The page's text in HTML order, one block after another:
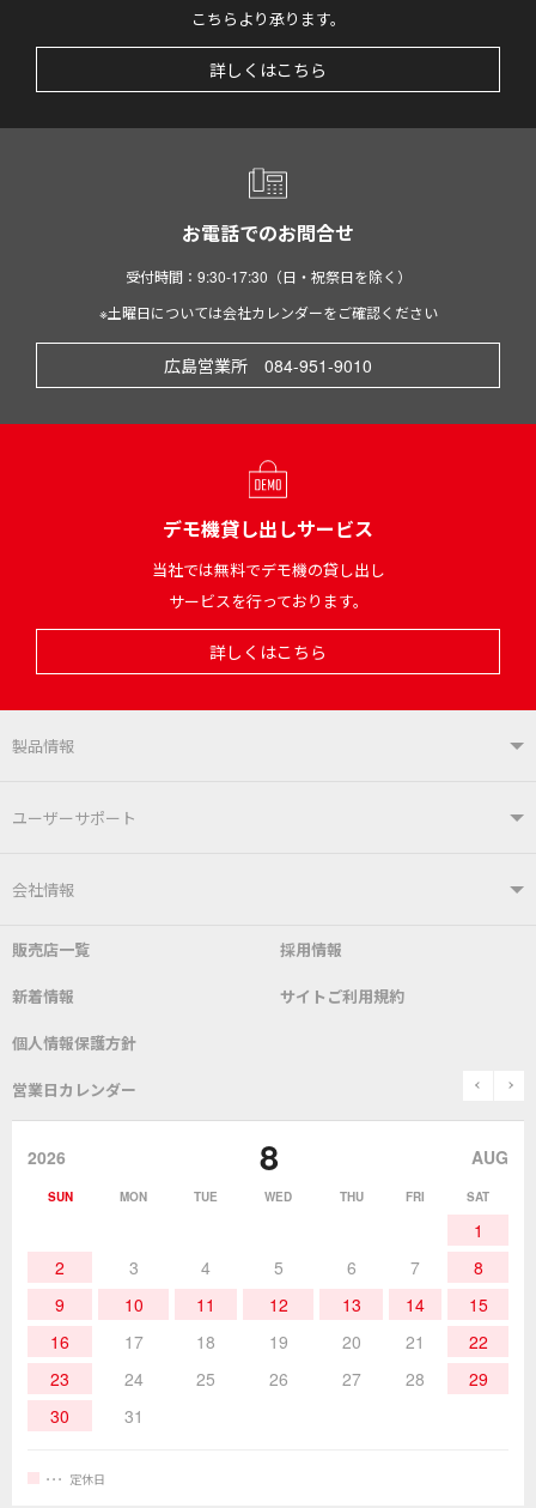
こちらより承ります。
詳しくはこちら
お電話でのお問合せ
受付時間：9:30-17:30（日・祝祭日を除く）
※土曜日については会社カレンダーをご確認ください
広島営業所 084-951-9010
デモ機貸し出しサービス
当社では無料でデモ機の貸し出し
サービスを行っております。
詳しくはこちら
製品情報
製品情報TOP
はんだ付けシステム
こて先 自動はんだ送り装置
表面実装/SMT関連
作業環境／材料
ユーザーサポート
ユーザーサポートTOP
よくあるご質問 デモ機貸し出しサービス
SDS(MSDS)製品
取扱説明書
該非説明発行の申込み
会社情報
会社概要 社長あいさつ
グットのあゆみ
販売店一覧 採用情報
新着情報 サイトご利用規約
個人情報保護方針
営業日カレンダー prev
2026 8 AUG
SUN MON TUE WED THU FRI SAT
1
2
3 4 5 6 7
8
9
10 11 12 13 14
15
16
17 18 19 20 21
22
23
24 25 26 27 28
29
30
31
定休日